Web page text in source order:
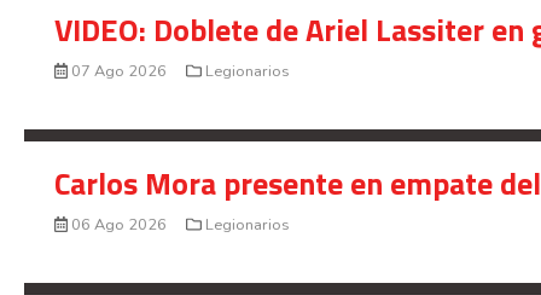
VIDEO: Doblete de Ariel Lassiter
07 Ago 2026 Legionarios
Carlos Mora presente en empate
06 Ago 2026 Legionarios